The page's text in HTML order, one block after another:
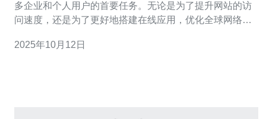
多企业和个人用户的首要任务。无论是为了提升网站的访
问速度，还是为了更好地搭建在线应用，优化全球网络连
到最好的、最佳的、最便宜的解决方案，成为了用户们面
2025年10月12日